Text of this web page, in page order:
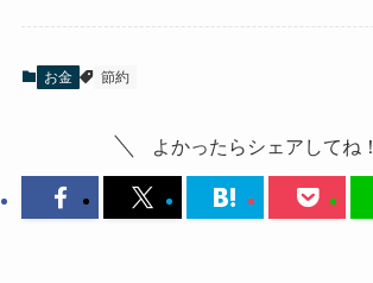
お金 節約
よかったらシェアしてね！